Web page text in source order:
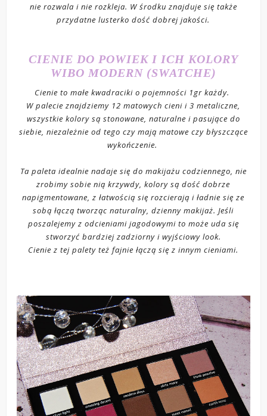
nie rozwala i nie rozkleja. W środku znajduje się także
przydatne lusterko dość dobrej jakości.
CIENIE DO POWIEK I ICH KOLORY
WIBO MODERN (SWATCHE)
Cienie to małe kwadraciki o pojemności 1gr każdy.
W palecie znajdziemy 12 matowych cieni i 3 metaliczne,
wszystkie kolory są stonowane, naturalne i pasujące do
siebie, niezależnie od tego czy mają matowe czy błyszczące
wykończenie.
Ta paleta idealnie nadaje się do makijażu codziennego, nie
zrobimy sobie nią krzywdy, kolory są dość dobrze
napigmentowane, z łatwością się rozcierają i ładnie się ze
sobą łączą tworząc naturalny, dzienny makijaż. Jeśli
poszalejemy z odcieniami jagodowymi to może uda się
stworzyć bardziej zadziorny i wyjściowy look.
Cienie z tej palety też fajnie łączą się z innym cieniami.